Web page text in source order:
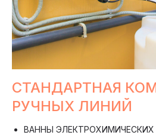
СТАНДАРТНАЯ
РУЧНЫХ ЛИНИЙ
ВАННЫ